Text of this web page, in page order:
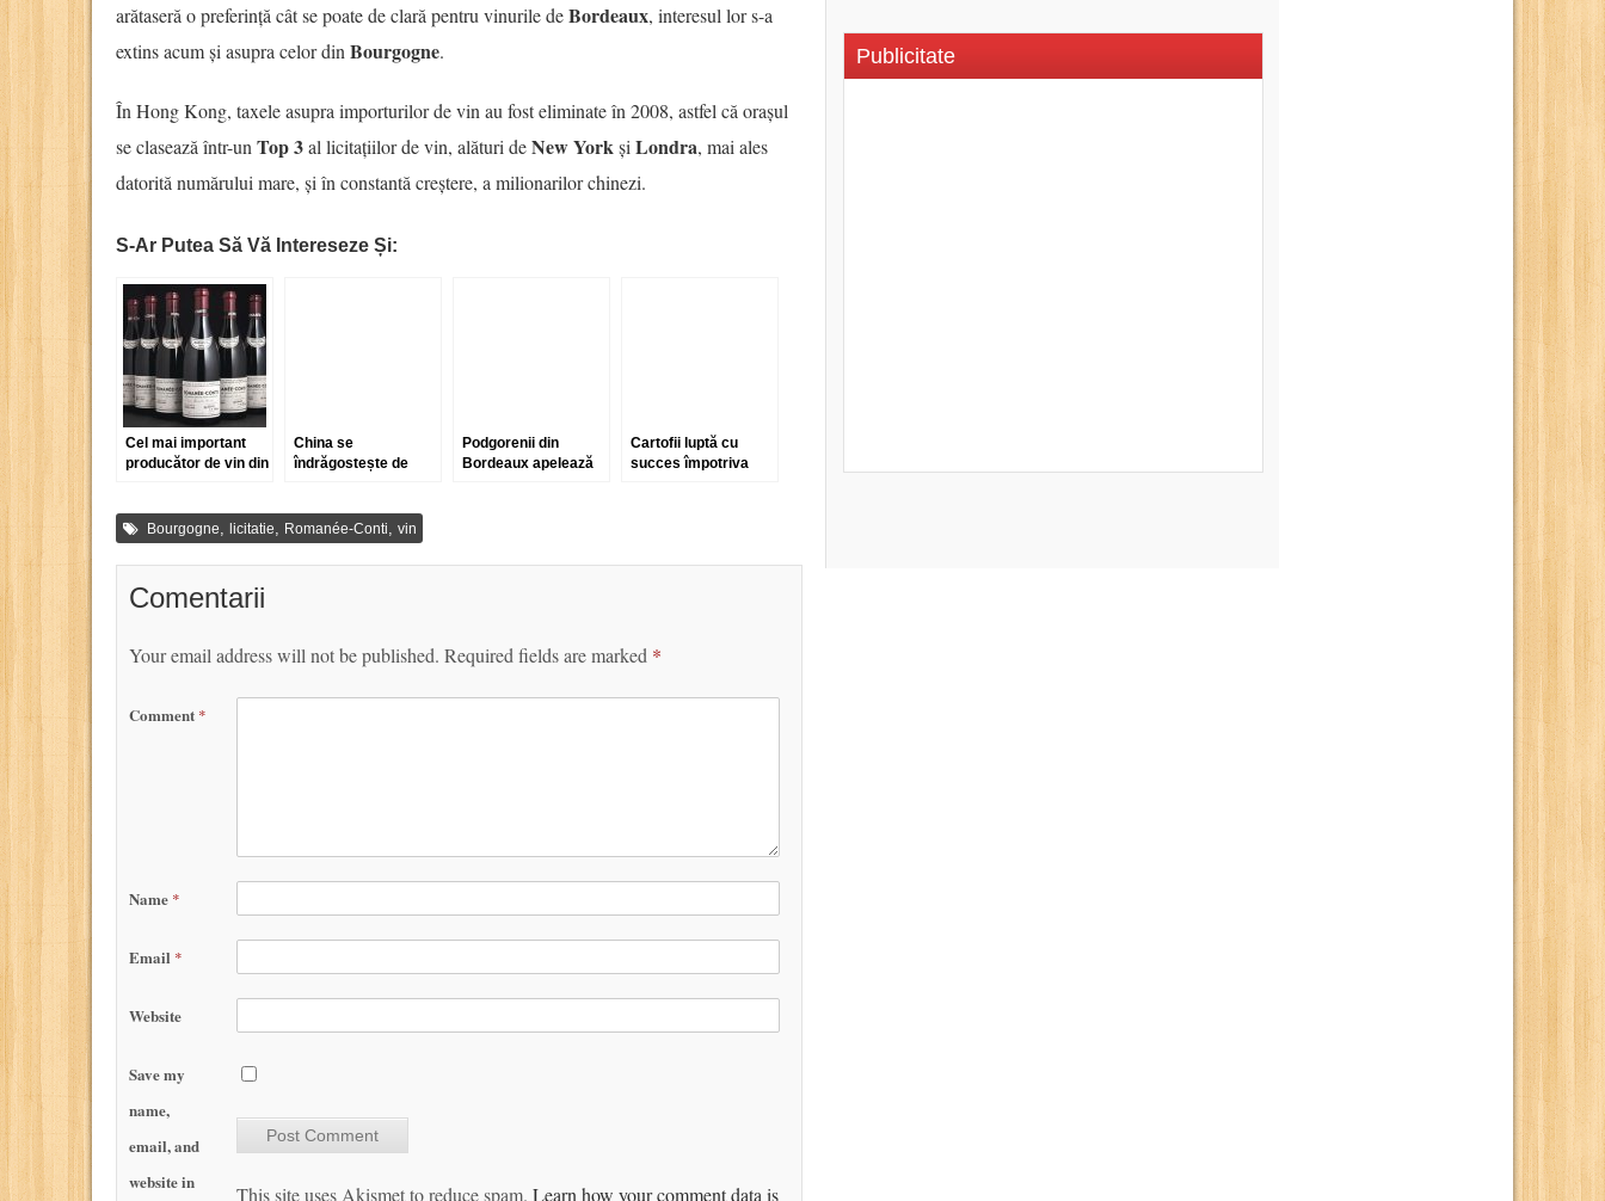
arătaseră o preferință cât se poate de clară pentru vinurile deBordeaux, interesul lor s-a
extins acum și asupra celor dinBourgogne.
În Hong Kong, taxele asupra importurilor de vin au fost eliminate în 2008, astfel că orașul
se clasează într-unTop 3al licitațiilor de vin, alături deNew YorkșiLondra, mai ales
datorită numărului mare, și în constantă creștere, a milionarilor chinezi.
S-Ar Putea Să Vă Intereseze Și:
Cel mai important
producător de vin din
China se
îndrăgostește de
Podgorenii din
Bordeaux apelează
Cartofii luptă cu
succes împotriva
Bourgogne, licitatie, Romanée-Conti, vin
Comentarii
Your email address will not be published. Required fields are marked *
Comment *
Name *
Email *
Website
Save my
name,
email, and
website in
This site uses Akismet to reduce spam. Learn how your comment data is
Publicitate